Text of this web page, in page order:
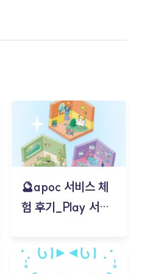
🔮apoc 서비스 체
험 후기_Play 서비
김태현